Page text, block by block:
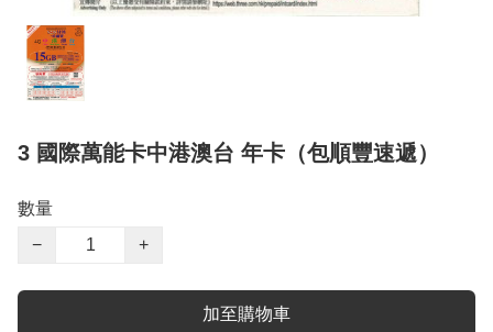
3 國際萬能卡中港澳台 年卡（包順豐速遞）
數量
−
+
加至購物車